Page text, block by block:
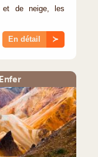
et de neige, les
En détail ≻